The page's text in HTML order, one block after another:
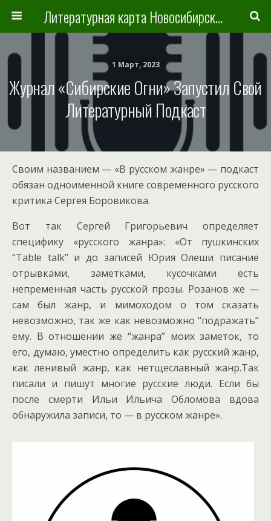
Литературная карта Новосибирска и Новосибирской области
1 Март, 2023
Журнал «Сибирские Огни» Запустил Свой
Литературный Подкаст
Своим названием — «В русском жанре» — подкаст
обязан одноименной книге современного русского
критика Сергея Боровикова.
Вот так Сергей Григорьевич определяет
специфику «русского жанра»: «От пушкинских
“Table talk” и до записей Юрия Олеши писание
отрывками, заметками, кусочками есть
непременная часть русской прозы. Розанов же —
сам был жанр, и мимоходом о том сказать
невозможно, так же как невозможно “подражать”
ему. В отношении же “жанра” моих заметок, то
его, думаю, уместно определить как русский жанр,
как ленивый жанр, как нетщеславный жанр.Так
писали и пишут многие русские люди. Если бы
после смерти Ильи Ильича Обломова вдова
обнаружила записи, то — в русском жанре».